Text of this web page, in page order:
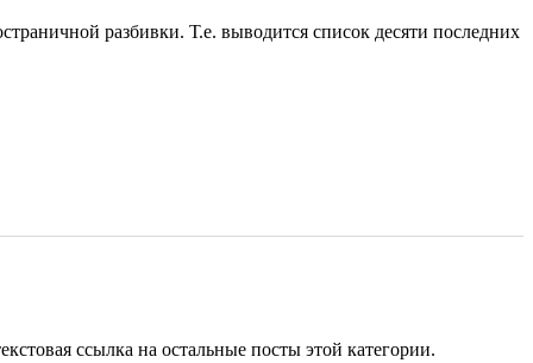
разбивки. Т.е. выводится список десяти последних
ссылка на остальные посты этой категории.